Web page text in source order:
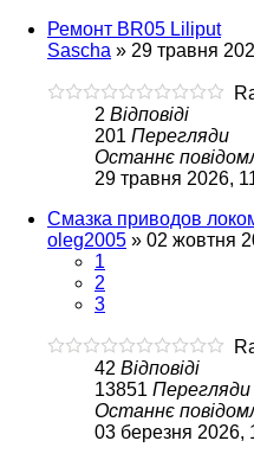
Ремонт BR05 Liliput
Sascha » 29 травня
2 Відповіді
201 Перегляди
Останнє
29 травня 2026,
Смазка приводов
oleg2005 » 02 жовтня
1
2
3
42 Відповіді
13851 Перегляди
Останнє
03 березня 2026,